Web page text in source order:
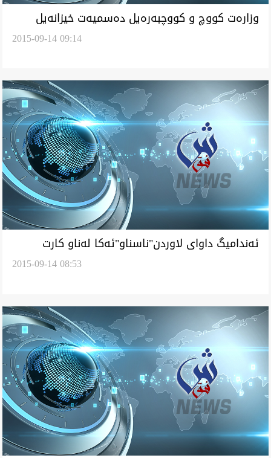
وزاره‌ت كووچ و كووچبه‌ره‌يل ده‌سميه‌ت خيزانه‌يل
2015-09-14 09:14
ئه‌نداميگ داواى لاوردن"ناسناو"ئه‌كا له‌ناو كارت
2015-09-14 08:53